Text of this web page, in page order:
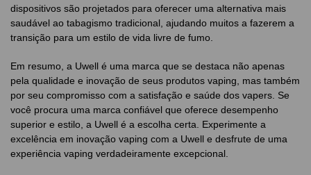
dispositivos são projetados para oferecer uma alternativa mais
saudável ao tabagismo tradicional, ajudando muitos a fazerem a
transição para um estilo de vida livre de fumo.
Em resumo, a Uwell é uma marca que se destaca não apenas
pela qualidade e inovação de seus produtos vaping, mas também
por seu compromisso com a satisfação e saúde dos vapers. Se
você procura uma marca confiável que oferece desempenho
superior e estilo, a Uwell é a escolha certa. Experimente a
excelência em inovação vaping com a Uwell e desfrute de uma
experiência vaping verdadeiramente excepcional.